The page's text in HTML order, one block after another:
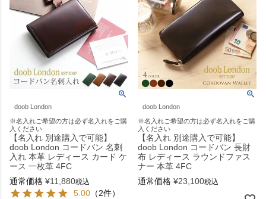
doob London
※名入れご希望の方は必ず名入れをご購
入ください
【名入れ 別途購入で可能】
doob London コードバン 名刺
入れ 本革 レディース カード ケ
ース 一枚革 4FC
通常価格 ¥11,880税込
5.00 （2件）
doob London
※名入れご希望の方は必ず名入れをご購
入ください
【名入れ 別途購入で可能】
doob London コードバン 長財
布 レディース ラウンドファス
ナー 本革 4FC
通常価格 ¥23,100税込